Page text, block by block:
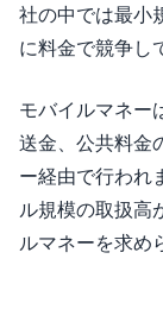
社の中では最小
に料金で競争し
モバイルマネー
送金、公共料金
ー経由で行われ
ル規模の取扱高
ルマネーを求め